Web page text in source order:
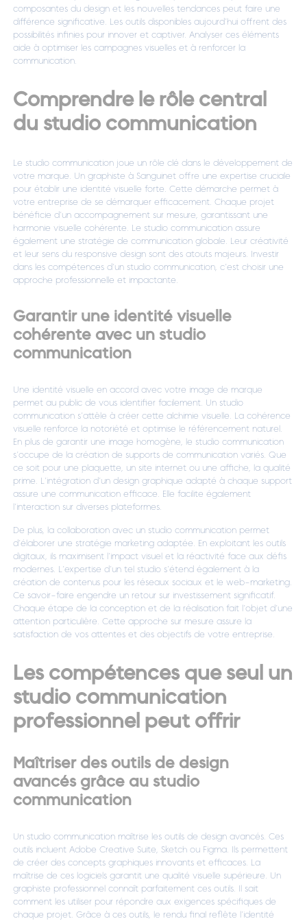
composantes du design et les nouvelles tendances peut faire une
différence significative. Les outils disponibles aujourd’hui offrent des
possibilités infinies pour innover et captiver. Analyser ces éléments
aide à optimiser les campagnes visuelles et à renforcer la
communication.
Comprendre le rôle central
du studio communication
Le studio communication joue un rôle clé dans le développement de
votre marque. Ungraphiste à Sanguinet offre une expertise cruciale
pour établir une identité visuelle forte. Cette démarche permet à
votre entreprise de se démarquer efficacement. Chaque projet
bénéficie d’un accompagnement sur mesure, garantissant une
harmonie visuelle cohérente. Le studio communication assure
également une stratégie de communication globale. Leur créativité
et leur sens du responsive design sont des atouts majeurs. Investir
dans les compétences d’un studio communication, c’est choisir une
approche professionnelle et impactante.
Garantir une identité visuelle
cohérente avec un studio
communication
Une identité visuelle en accord avec votre image de marque
permet au public de vous identifier facilement. Un studio
communication s’attèle à créer cette alchimie visuelle. La cohérence
visuelle renforce la notoriété et optimise le référencement naturel.
En plus de garantir une image homogène, le studio communication
s’occupe de la création de supports de communication variés. Que
ce soit pour une plaquette, un site internet ou une affiche, la qualité
prime. L’intégration d’un design graphique adapté à chaque support
assure une communication efficace. Elle facilite également
l’interaction sur diverses plateformes.
De plus, la collaboration avec un studio communication permet
d’élaborer une stratégie marketing adaptée. En exploitant les outils
digitaux, ils maximisent l’impact visuel et la réactivité face aux défis
modernes. L’expertise d’un tel studio s’étend également à la
création de contenus pour les réseaux sociaux et le web-marketing.
Ce savoir-faire engendre un retour sur investissement significatif.
Chaque étape de la conception et de la réalisation fait l’objet d’une
attention particulière. Cette approche sur mesure assure la
satisfaction de vos attentes et des objectifs de votre entreprise.
Les compétences que seul un
studio communication
professionnel peut offrir
Maîtriser des outils de design
avancés grâce au studio
communication
Un studio communication maîtrise les outils de design avancés. Ces
outils incluent Adobe Creative Suite, Sketch ou Figma. Ils permettent
de créer des concepts graphiques innovants et efficaces. La
maîtrise de ces logiciels garantit une qualité visuelle supérieure. Un
graphiste professionnel connaît parfaitement ces outils. Il sait
comment les utiliser pour répondre aux exigences spécifiques de
chaque projet. Grâce à ces outils, le rendu final reflète l’identité